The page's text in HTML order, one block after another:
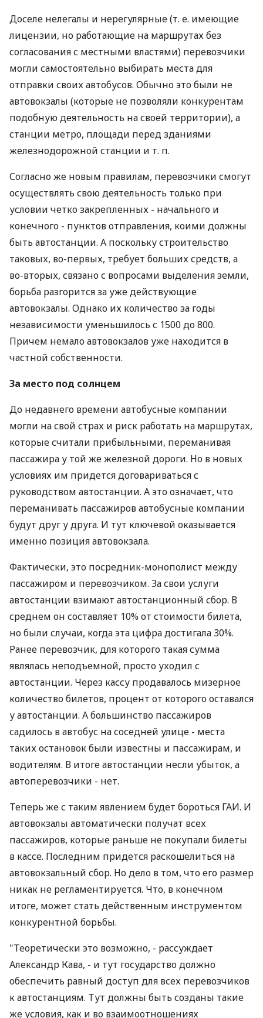
Доселе нелегалы и нерегулярные (т. е. имеющие
лицензии, но работающие на маршрутах без
согласования с местными властями) перевозчики
могли самостоятельно выбирать места для
отправки своих автобусов. Обычно это были не
автовокзалы (которые не позволяли конкурентам
подобную деятельность на своей территории), а
станции метро, площади перед зданиями
железнодорожной станции и т. п.
Согласно же новым правилам, перевозчики смогут
осуществлять свою деятельность только при
условии четко закрепленных - начального и
конечного - пунктов отправления, коими должны
быть автостанции. А поскольку строительство
таковых, во-первых, требует больших средств, а
во-вторых, связано с вопросами выделения земли,
борьба разгорится за уже действующие
автовокзалы. Однако их количество за годы
независимости уменьшилось с 1500 до 800.
Причем немало автовокзалов уже находится в
частной собственности.
За место под солнцем
До недавнего времени автобусные компании
могли на свой страх и риск работать на маршрутах,
которые считали прибыльными, переманивая
пассажира у той же железной дороги. Но в новых
условиях им придется договариваться с
руководством автостанции. А это означает, что
переманивать пассажиров автобусные компании
будут друг у друга. И тут ключевой оказывается
именно позиция автовокзала.
Фактически, это посредник-монополист между
пассажиром и перевозчиком. За свои услуги
автостанции взимают автостанционный сбор. В
среднем он составляет 10% от стоимости билета,
но были случаи, когда эта цифра достигала 30%.
Ранее перевозчик, для которого такая сумма
являлась неподъемной, просто уходил с
автостанции. Через кассу продавалось мизерное
количество билетов, процент от которого оставался
у автостанции. А большинство пассажиров
садилось в автобус на соседней улице - места
таких остановок были известны и пассажирам, и
водителям. В итоге автостанции несли убыток, а
автоперевозчики - нет.
Теперь же с таким явлением будет бороться ГАИ. И
автовокзалы автоматически получат всех
пассажиров, которые раньше не покупали билеты
в кассе. Последним придется раскошелиться на
автовокзальный сбор. Но дело в том, что его размер
никак не регламентируется. Что, в конечном
итоге, может стать действенным инструментом
конкурентной борьбы.
"Теоретически это возможно, - рассуждает
Александр Кава, - и тут государство должно
обеспечить равный доступ для всех перевозчиков
к автостанциям. Тут должны быть созданы такие
же условия, как и во взаимоотношениях